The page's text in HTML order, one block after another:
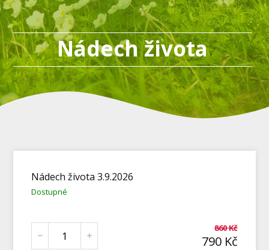
Nádech života
Nádech života 3.9.2026
Dostupné
860Kč
790Kč